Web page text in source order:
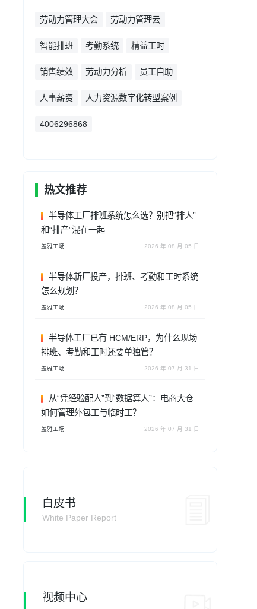
劳动力管理大会 劳动力管理云
智能排班 考勤系统 精益工时
销售绩效 劳动力分析 员工自助
人事薪资 人力资源数字化转型案例
4006296868
热文推荐
半导体工厂排班系统怎么选？别把“排人”
和“排产”混在一起
盖雅工场 2026 年 08 月 05 日
半导体新厂投产，排班、考勤和工时系统
怎么规划？
盖雅工场 2026 年 08 月 05 日
半导体工厂已有 HCM/ERP，为什么现场
排班、考勤和工时还要单独管？
盖雅工场 2026 年 07 月 31 日
从“凭经验配人”到“数据算人”：电商大仓
如何管理外包工与临时工？
盖雅工场 2026 年 07 月 31 日
白皮书
White Paper Report
视频中心